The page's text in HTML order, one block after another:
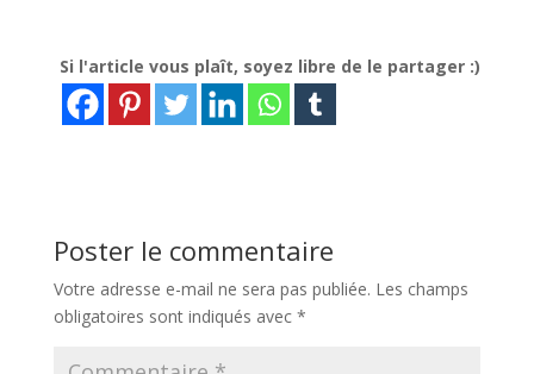
Si l'article vous plaît, soyez libre de le partager :)
Poster le commentaire
Votre adresse e-mail ne sera pas publiée. Les champs
obligatoires sont indiqués avec *